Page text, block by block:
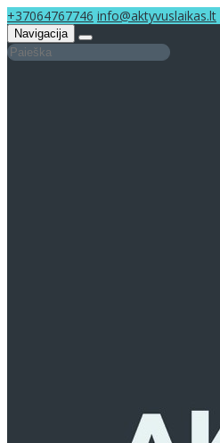
+37064767746 info@aktyvuslaikas.lt
Navigacija